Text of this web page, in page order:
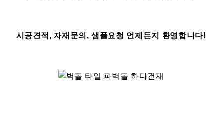
시공견적, 자재문의, 샘플요청 언제든지 환영합니다!